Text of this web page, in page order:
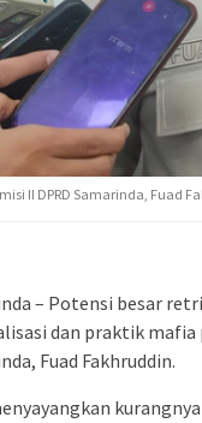
II DPRD Samarinda, Fuad
– Potensi besar
dan praktik mafia
Fuad Fakhruddin.